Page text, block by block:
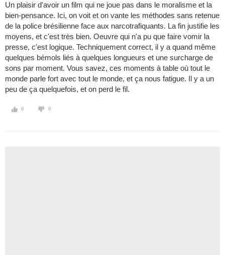
Un plaisir d'avoir un film qui ne joue pas dans le moralisme et la
bien-pensance. Ici, on voit et on vante les méthodes sans retenue
de la police brésilienne face aux narcotrafiquants. La fin justifie les
moyens, et c'est très bien. Oeuvre qui n'a pu que faire vomir la
presse, c'est logique. Techniquement correct, il y a quand même
quelques bémols liés à quelques longueurs et une surcharge de
sons par moment. Vous savez, ces moments à table où tout le
monde parle fort avec tout le monde, et ça nous fatigue. Il y a un
peu de ça quelquefois, et on perd le fil.
0 0